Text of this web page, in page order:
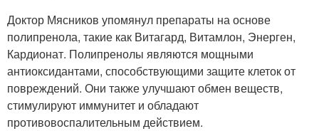
Доктор Мясников упомянул препараты на основе
полипренола, такие как Витагард, Витамлон, Энерген,
Кардионат. Полипренолы являются мощными
антиоксидантами, способствующими защите клеток от
повреждений. Они также улучшают обмен веществ,
стимулируют иммунитет и обладают
противовоспалительным действием.